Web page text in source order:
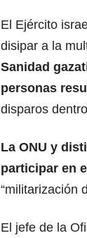
El Ejército
disipar a la
Sanidad
personas
disparos
La ONU y
participar en
“militarización
El jefe de la